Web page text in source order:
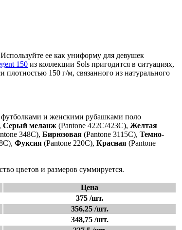
ее как униформу для девушек
150 из коллекции Sols пригодится в ситуациях,
150 г/м, связанного из натурального
футболками и женскими рубашками поло
Серый меланж (Pantone 422C/423C), Желтая
348C), Бирюзовая (Pantone 3115C), Темно-
Фуксия (Pantone 220C), Красная (Pantone
цветов и размеров суммируется.
Цена
375 /шт.
356,25 /шт.
348,75 /шт.